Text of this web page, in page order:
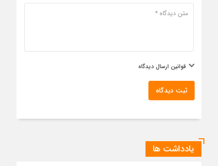
قوانین ارسال دیدگاه
ثبت دیدگاه
یادداشت ها